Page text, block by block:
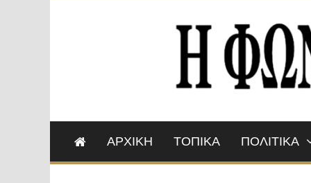
ΑΡΧΙΚΗ ΤΟΠΙΚΑ ΠΟΛΙΤΙΚΑ